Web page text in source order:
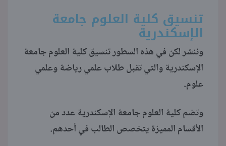
منوعات
تنسيق كلية العلوم جامعة
الإسكندرية
وننشر لكن في هذه السطور تنسيق كلية العلوم جامعة
الإسكندرية والتي تقبل طلاب علمي رياضة وعلمي
علوم.
وتضم كلية العلوم جامعة الإسكندرية عدد من
الأقسام المميزة يتخصص الطالب في أحدهم.